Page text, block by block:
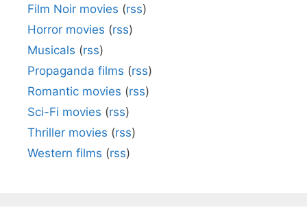
Film Noir movies (rss)
Horror movies (rss)
Musicals (rss)
Propaganda films (rss)
Romantic movies (rss)
Sci-Fi movies (rss)
Thriller movies (rss)
Western films (rss)